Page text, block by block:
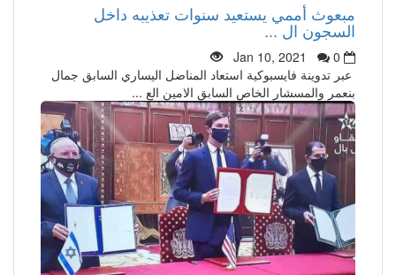
مبعوث أممي يستعيد سنوات تعذيبه داخل
السجون ال ...
Jan 10, 2021
0
عبر تدوينة فايسبوكية استعاد المناضل اليساري السابق جمال
بنعمر والمسشار الخاص السابق الامين الع ...